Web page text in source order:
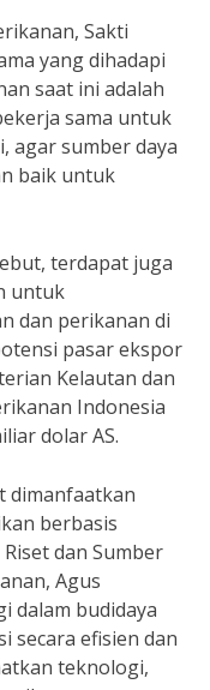
Sakti
yang dihadapi
saat ini adalah
sama untuk
agar sumber daya
baik untuk
terdapat juga
untuk
dan perikanan di
pasar ekspor
Kelautan dan
Indonesia
dolar AS.
dimanfaatkan
berbasis
dan Sumber
Agus
dalam budidaya
secara efisien dan
teknologi,